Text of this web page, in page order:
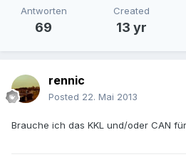
Antworten
69
Created
13 yr
rennic
Posted 22. Mai 2013
Brauche ich das KKL und/oder CAN